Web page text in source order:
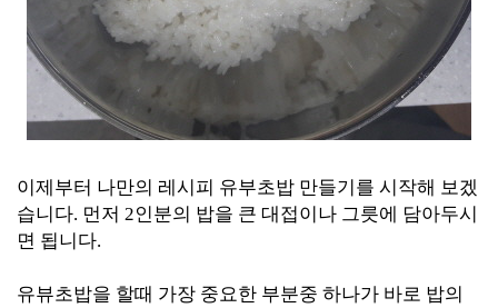
이제부터 나만의 레시피 유부초밥 만들기를 시작해 보겠
습니다. 먼저 2인분의 밥을 큰 대접이나 그릇에 담아두시
면 됩니다.
유뷰초밥을 할때 가장 중요한 부분중 하나가 바로 밥의